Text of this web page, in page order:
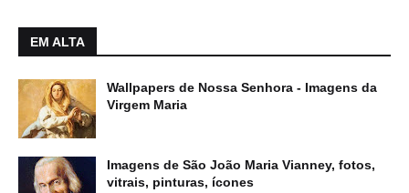
EM ALTA
Wallpapers de Nossa Senhora - Imagens da
Virgem Maria
Imagens de São João Maria Vianney, fotos,
vitrais, pinturas, ícones